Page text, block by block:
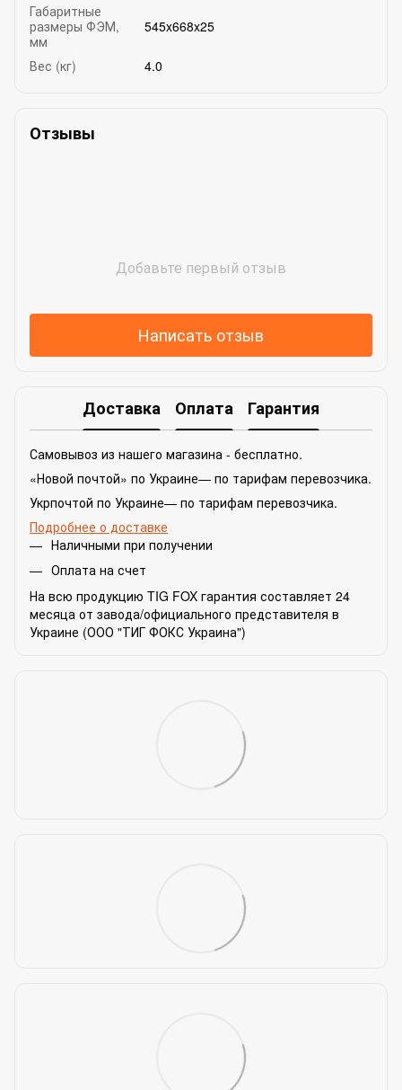
Габаритные
размеры ФЭМ,
мм
545x668x25
Вес (кг) 4.0
Отзывы
Добавьте первый отзыв
Написать отзыв
Доставка Оплата Гарантия
Самовывоз из нашего магазина - бесплатно.
«Новой почтой» по Украине— по тарифам перевозчика.
Укрпочтой по Украине— по тарифам перевозчика.
Подробнее о доставке
Наличными при получении
Оплата на счет
На всю продукцию TIG FOX гарантия составляет 24
месяца от завода/официального представителя в
Украине (ООО "ТИГ ФОКС Украина")